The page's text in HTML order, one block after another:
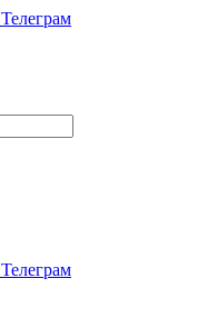
Телеграм
Телеграм